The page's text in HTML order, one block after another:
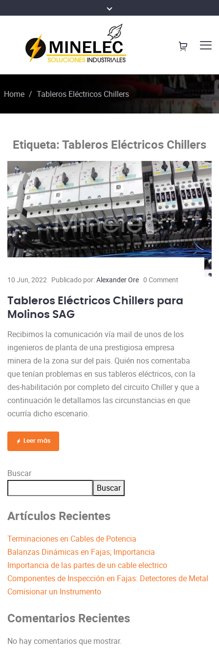
Home / Tableros Eléctricos Chillers
Etiqueta:Tableros Eléctricos Chillers
10 Jun, 2022 Publicado por:Alexander Ore 0 Comment
Tableros Eléctricos Chillers para
Molinos SAG
Recibimos la comunicación vía mail de unos de los
ingenieros de planta de una prestigiosa empresa
minera de la zona sur del pais. Quién nos comentaba
que tenían problemas en sus tableros eléctricos, con la
des-habilitación por completo del circuito Chiller y que a
continuación le detallamos las circunstancias en que
ocurría dicho escenario.
Leer más
Buscar
Buscar
Artículos Recientes
Terminaciones en Cables de Potencia
Balanzas Dinámicas en Fajas; Importancia
Importancia de las partes de un cable electrico
Componentes de Inspección en Fajas: Detectores de Metal
Comisionar un Instrumento
Comentarios Recientes
No hay comentarios que mostrar.